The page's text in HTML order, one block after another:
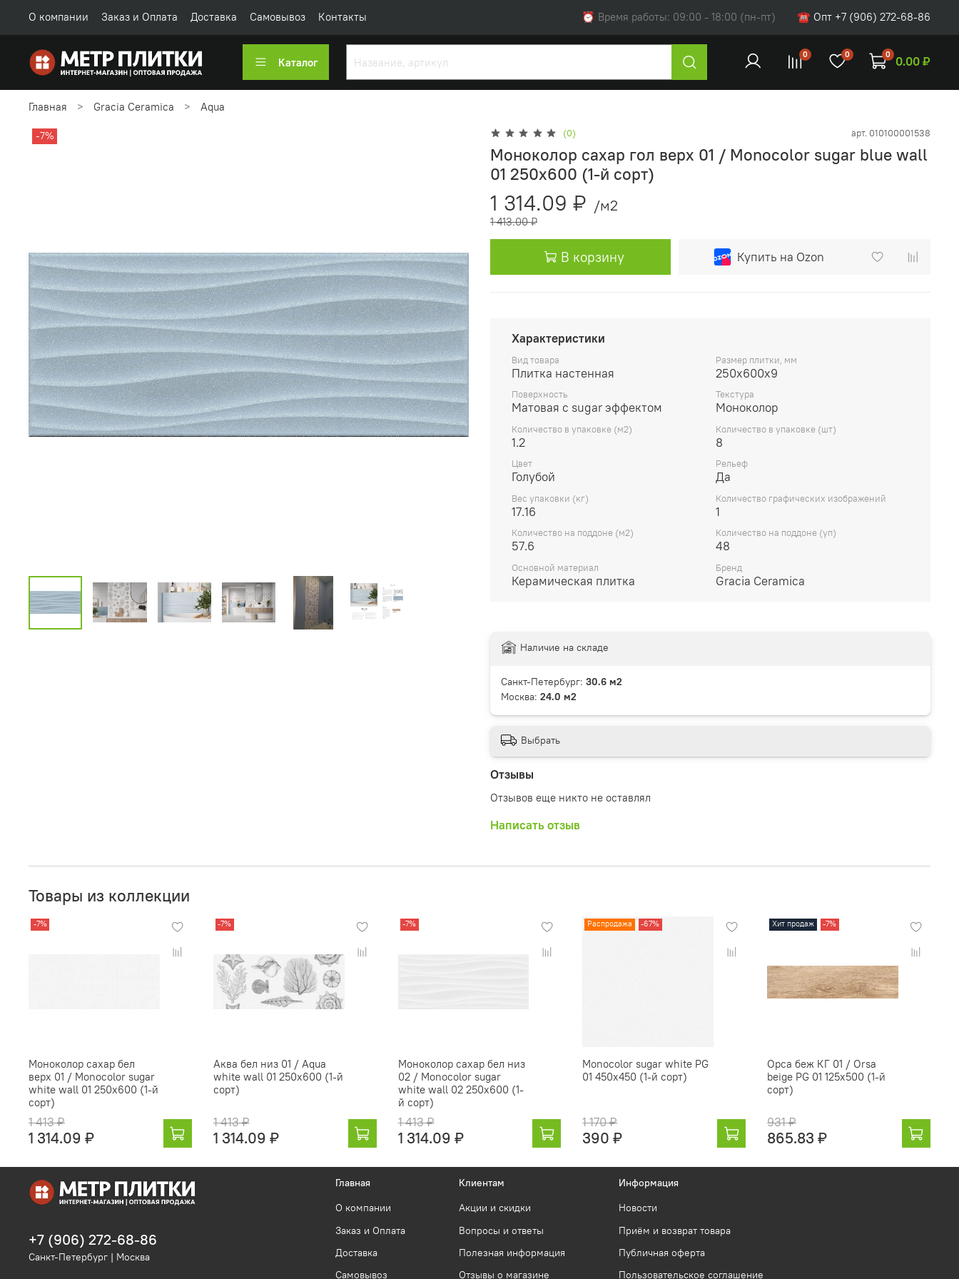
О компании Заказ и Оплата Доставка Самовывоз Контакты ⏰ Время работы: 09:00 - 18:00 (пн-пт) ☎ Опт +7 (906) 272-68-86
Каталог
0 0 0 0.00 ₽
Главная Gracia Ceramica Aqua
-7% (0) арт. 010100001538
Моноколор сахар гол верх 01 / Monocolor sugar blue wall
01 250х600 (1-й сорт)
1 314.09 ₽ /м2
1 413.00 ₽
В корзину Купить на Ozon
Характеристики
Вид товара
Плитка настенная
Размер плитки, мм
250х600х9
Поверхность
Матовая с sugar эффектом
Текстура
Моноколор
Количество в упаковке (м2)
1.2
Количество в упаковке (шт)
8
Цвет
Голубой
Рельеф
Да
Вес упаковки (кг)
17.16
Количество графических изображений
1
Количество на поддоне (м2)
57.6
Количество на поддоне (уп)
48
Основной материал
Керамическая плитка
Бренд
Gracia Ceramica
Отзывы
Отзывов еще никто не оставлял
Написать отзыв
Наличие на складе
Санкт-Петербург: 30.6 м2
Москва: 24.0 м2
Выбрать
Товары из коллекции
-7%
Моноколор сахар бел
верх 01 / Monocolor sugar
white wall 01 250х600 (1-й
сорт)
1 413 ₽
1 314.09 ₽
-7%
Аква бел низ 01 / Aqua
white wall 01 250х600 (1-й
сорт)
1 413 ₽
1 314.09 ₽
-7%
Моноколор сахар бел низ
02 / Monocolor sugar
white wall 02 250х600 (1-
й сорт)
1 413 ₽
1 314.09 ₽
Распродажа -67%
Monocolor sugar white PG
01 450х450 (1-й сорт)
1 170 ₽
390 ₽
Хит продаж -7%
Орса беж КГ 01 / Orsa
beige PG 01 125х500 (1-й
сорт)
931 ₽
865.83 ₽
Главная
О компании
Заказ и Оплата
Доставка
Самовывоз
Клиентам
Акции и скидки
Вопросы и ответы
Полезная информация
Отзывы о магазине
Информация
Новости
Приём и возврат товара
Публичная оферта
Пользовательское соглашение
+7 (906) 272-68-86
Санкт-Петербург | Москва